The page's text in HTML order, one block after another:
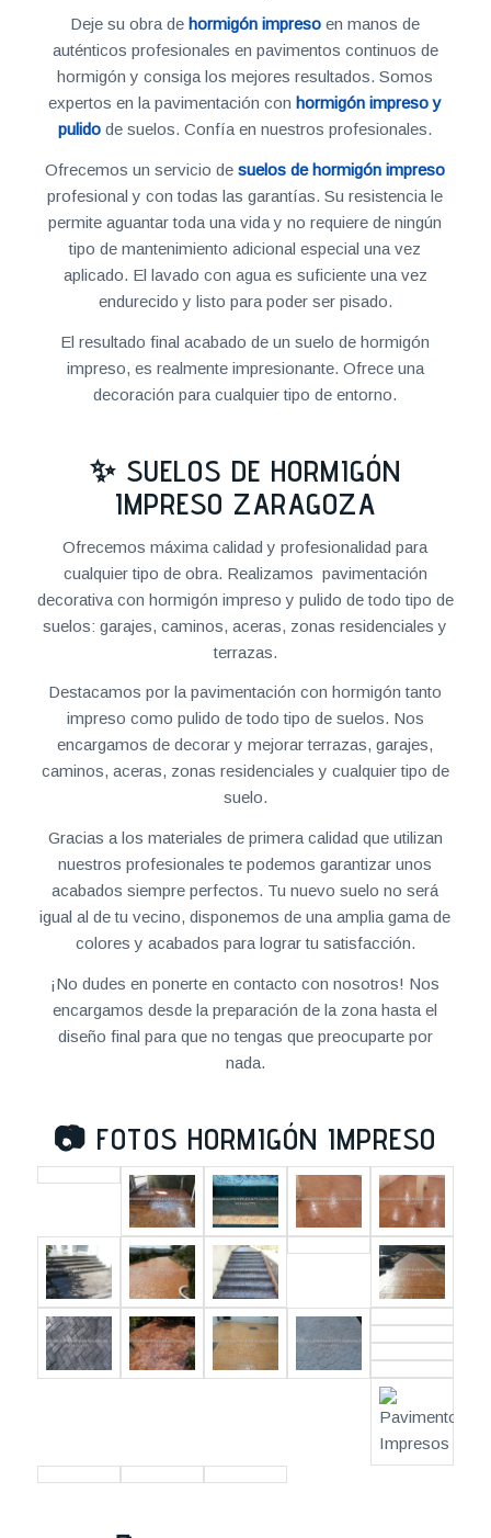
Deje su obra dehormigón impreso en manos de
auténticos profesionales en pavimentos continuos de
hormigón y consiga los mejores resultados. Somos
expertos en la pavimentación conhormigón impreso y
pulido de suelos. Confía en nuestros profesionales.
Ofrecemos un servicio desuelos de hormigón impreso
profesional y con todas las garantías. Su resistencia le
permite aguantar toda una vida y no requiere de ningún
tipo de mantenimiento adicional especial una vez
aplicado. El lavado con agua es suficiente una vez
endurecido y listo para poder ser pisado.
El resultado final acabado de un suelo de hormigón
impreso, es realmente impresionante. Ofrece una
decoración para cualquier tipo de entorno.
✨ SUELOS DE HORMIGÓN
IMPRESO ZARAGOZA
Ofrecemos máxima calidad y profesionalidad para
cualquier tipo de obra. Realizamos pavimentación
decorativa con hormigón impreso y pulido de todo tipo de
suelos: garajes, caminos, aceras, zonas residenciales y
terrazas.
Destacamos por la pavimentación con hormigón tanto
impreso como pulido de todo tipo de suelos. Nos
encargamos de decorar y mejorar terrazas, garajes,
caminos, aceras, zonas residenciales y cualquier tipo de
suelo.
Gracias a los materiales de primera calidad que utilizan
nuestros profesionales te podemos garantizar unos
acabados siempre perfectos. Tu nuevo suelo no será
igual al de tu vecino, disponemos de una amplia gama de
colores y acabados para lograr tu satisfacción.
¡No dudes en ponerte en contacto con nosotros! Nos
encargamos desde la preparación de la zona hasta el
diseño final para que no tengas que preocuparte por
nada.
📷 FOTOS HORMIGÓN IMPRESO